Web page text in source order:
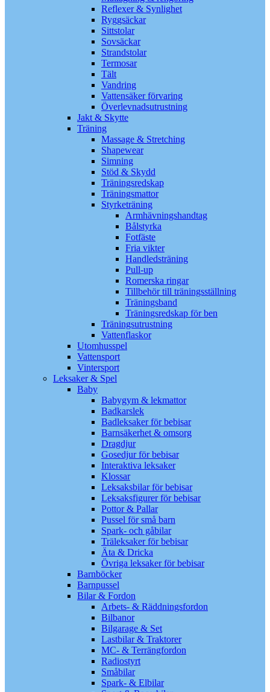
Reflexer & Synlighet
Ryggsäckar
Sittstolar
Sovsäckar
Strandstolar
Termosar
Tält
Vandring
Vattensäker förvaring
Överlevnadsutrustning
Jakt & Skytte
Träning
Massage & Stretching
Shapewear
Simning
Stöd & Skydd
Träningsredskap
Träningsmattor
Styrketräning
Armhävningshandtag
Bålstyrka
Fotfäste
Fria vikter
Handledsträning
Pull-up
Romerska ringar
Tillbehör till träningsställning
Träningsband
Träningsredskap för ben
Träningsutrustning
Vattenflaskor
Utomhusspel
Vattensport
Vintersport
Leksaker & Spel
Baby
Babygym & lekmattor
Badkarslek
Badleksaker för bebisar
Barnsäkerhet & omsorg
Dragdjur
Gosedjur för bebisar
Interaktiva leksaker
Klossar
Leksaksbilar för bebisar
Leksaksfigurer för bebisar
Pottor & Pallar
Pussel för små barn
Spark- och gåbilar
Träleksaker för bebisar
Äta & Dricka
Övriga leksaker för bebisar
Barnböcker
Barnpussel
Bilar & Fordon
Arbets- & Räddningsfordon
Bilbanor
Bilgarage & Set
Lastbilar & Traktorer
MC- & Terrängfordon
Radiostyrt
Småbilar
Spark- & Elbilar